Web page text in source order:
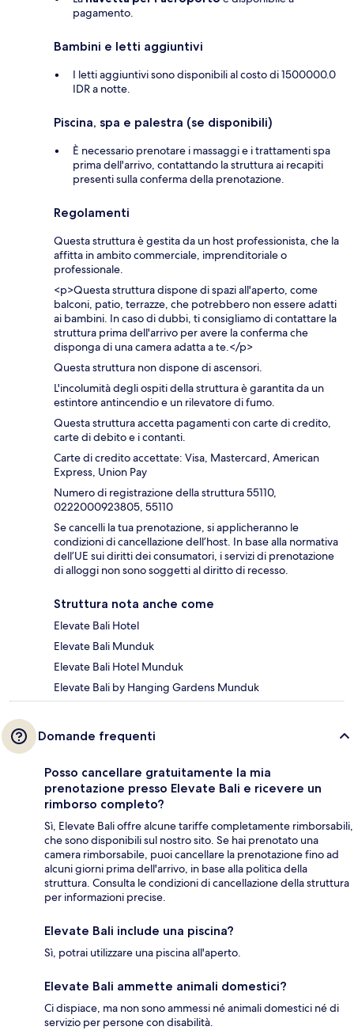
pagamento.
Bambini e letti aggiuntivi
I letti aggiuntivi sono disponibili al costo di 1500000.0
IDR a notte.
Piscina, spa e palestra (se disponibili)
È necessario prenotare i massaggi e i trattamenti spa
prima dell'arrivo, contattando la struttura ai recapiti
presenti sulla conferma della prenotazione.
Regolamenti
Questa struttura è gestita da un host professionista, che la
affitta in ambito commerciale, imprenditoriale o
professionale.
<p>Questa struttura dispone di spazi all'aperto, come
balconi, patio, terrazze, che potrebbero non essere adatti
ai bambini. In caso di dubbi, ti consigliamo di contattare la
struttura prima dell'arrivo per avere la conferma che
disponga di una camera adatta a te.</p>
Questa struttura non dispone di ascensori.
L'incolumità degli ospiti della struttura è garantita da un
estintore antincendio e un rilevatore di fumo.
Questa struttura accetta pagamenti con carte di credito,
carte di debito e i contanti.
Carte di credito accettate: Visa, Mastercard, American
Express, Union Pay
Numero di registrazione della struttura 55110,
0222000923805, 55110
Se cancelli la tua prenotazione, si applicheranno le
condizioni di cancellazione dell’host. In base alla normativa
dell’UE sui diritti dei consumatori, i servizi di prenotazione
di alloggi non sono soggetti al diritto di recesso.
Struttura nota anche come
Elevate Bali Hotel
Elevate Bali Munduk
Elevate Bali Hotel Munduk
Elevate Bali by Hanging Gardens Munduk
Domande frequenti
Posso cancellare gratuitamente la mia
prenotazione presso Elevate Bali e ricevere un
rimborso completo?
Sì, Elevate Bali offre alcune tariffe completamente rimborsabili,
che sono disponibili sul nostro sito. Se hai prenotato una
camera rimborsabile, puoi cancellare la prenotazione fino ad
alcuni giorni prima dell'arrivo, in base alla politica della
struttura. Consulta le condizioni di cancellazione della struttura
per informazioni precise.
Elevate Bali include una piscina?
Sì, potrai utilizzare una piscina all'aperto.
Elevate Bali ammette animali domestici?
Ci dispiace, ma non sono ammessi né animali domestici né di
servizio per persone con disabilità.